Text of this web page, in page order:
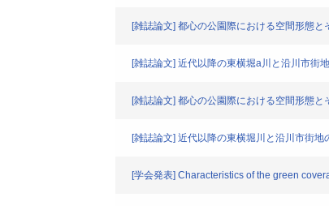
[雑誌論文] 都心の公園際における空間形態と
[雑誌論文] 近代以降の東横堀a川と沿川市街
[雑誌論文] 都心の公園際における空間形態と
[雑誌論文] 近代以降の東横堀川と沿川市街地
[学会発表] Characteristics of the green